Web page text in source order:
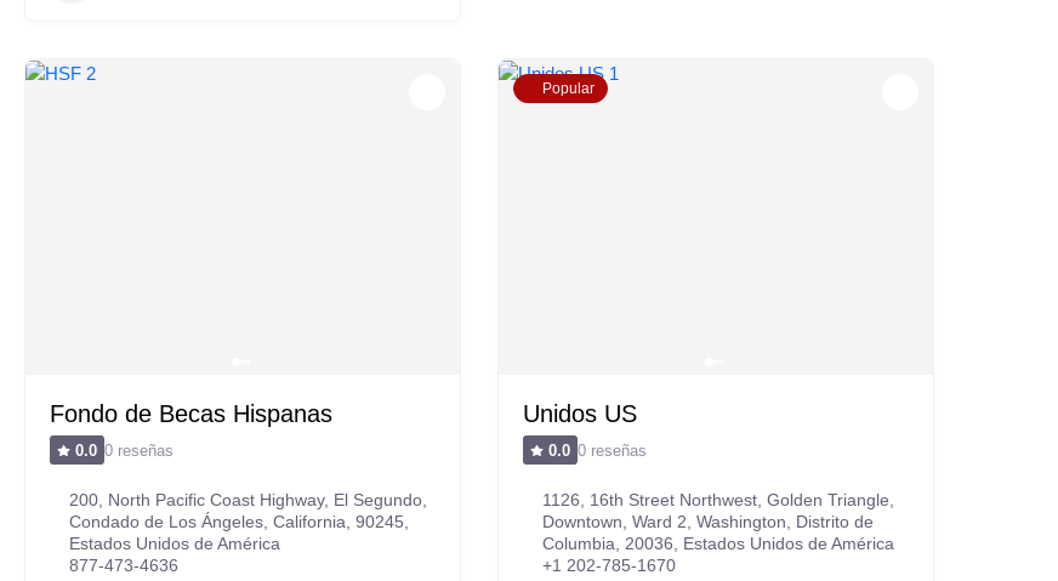
Fondo de Becas Hispanas
0.0 0 reseñas
200, North Pacific Coast Highway, El Segundo,
Condado de Los Ángeles, California, 90245,
Estados Unidos de América
877-473-4636
Popular
Unidos US
0.0 0 reseñas
1126, 16th Street Northwest, Golden Triangle,
Downtown, Ward 2, Washington, Distrito de
Columbia, 20036, Estados Unidos de América
+1 202-785-1670